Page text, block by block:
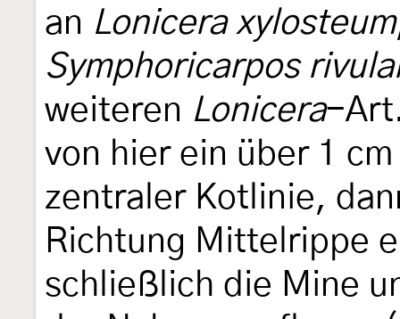
an Lonicera xylosteum
Symphoricarpos
weiteren Lonicera-
von hier ein über 1
zentraler Kotlinie,
Richtung Mittelrippe
schließlich die Mine